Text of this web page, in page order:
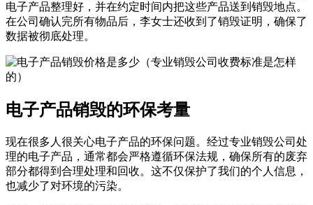
电子产品整理好，并在约定时间内把这些产品送到销毁地点。
在公司确认完所有物品后，李女士还收到了销毁证明，确保了
数据被彻底处理。
电子产品销毁的环保考量
现在很多人很关心电子产品的环保问题。经过专业销毁公司处
理的电子产品，通常都会严格遵循环保法规，确保所有的废弃
部分都得到合理处理和回收。这不仅保护了我们的个人信息，
也减少了对环境的污染。